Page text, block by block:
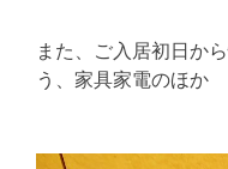
また、ご入居初日か
う、家具家電のほか